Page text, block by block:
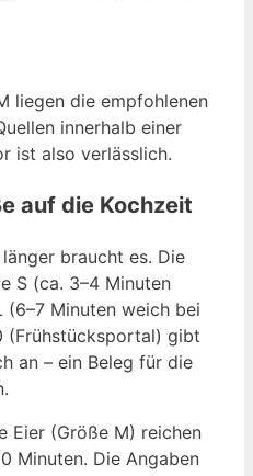
liegen die empfohlenen
innerhalb einer
ist also verlässlich.
auf die Kochzeit
braucht es. Die
S (ca. 3–4 Minuten
Minuten weich bei
(Frühstücksportal) gibt
an – ein Beleg für die
Eier (Größe M) reichen
Minuten. Die Angaben